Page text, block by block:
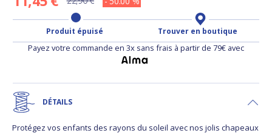
Produit épuisé Trouver en boutique
Payez votre commande en 3x sans frais à partir de 79€ avec
DÉTAILS
Protégez vos enfants des rayons du soleil avec nos jolis chapeaux